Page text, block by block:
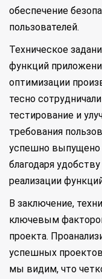
обеспечение
пользователей.
Техническое
функций
оптимизации
тесно
тестирование и
требования
успешно выпущено
благодаря
реализации
В заключение,
ключевым
проекта.
успешных проектов
мы видим, что